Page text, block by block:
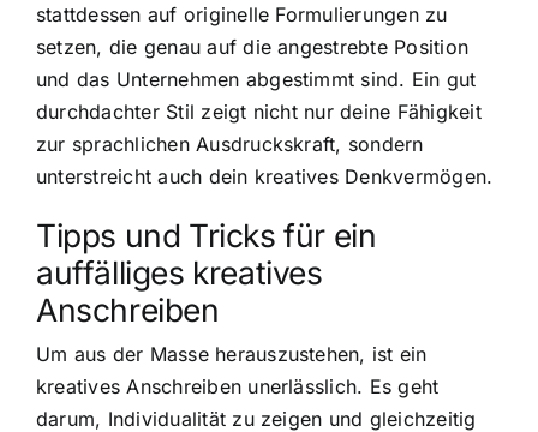
stattdessen auf originelle Formulierungen zu
setzen, die genau auf die angestrebte Position
und das Unternehmen abgestimmt sind. Ein gut
durchdachter Stil zeigt nicht nur deine Fähigkeit
zur sprachlichen Ausdruckskraft, sondern
unterstreicht auch dein kreatives Denkvermögen.
Tipps und Tricks für ein
auffälliges kreatives
Anschreiben
Um aus der Masse herauszustehen, ist ein
kreatives Anschreiben unerlässlich. Es geht
darum, Individualität zu zeigen und gleichzeitig